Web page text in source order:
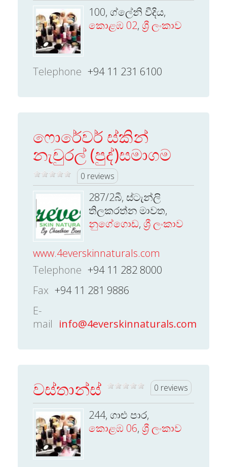
100, ග්ලේනි වීදිය,
කොළඹ 02, ශ්‍රී ලංකාව
Telephone +94 11 231 6100
ෆොරේවර් ස්කින්
නැචුරල් (පුද්)සමාගම
0 reviews
287/2බී, ස්ටැන්ලි
තිලකරත්න මාවත,
නුගේගොඩ, ශ්‍රී ලංකාව
www.4everskinnaturals.com
Telephone +94 11 282 8000
Fax +94 11 281 9886
E-
mail info@4everskinnaturals.com
වස්තාන්ස් 0 reviews
244, ගාළු පාර,
කොළඹ 06, ශ්‍රී ලංකාව